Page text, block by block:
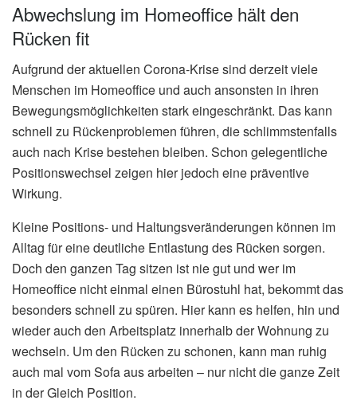
Abwechslung im Homeoffice hält den
Rücken fit
Aufgrund der aktuellen Corona-Krise sind derzeit viele
Menschen im Homeoffice und auch ansonsten in ihren
Bewegungsmöglichkeiten stark eingeschränkt. Das kann
schnell zu Rückenproblemen führen, die schlimmstenfalls
auch nach Krise bestehen bleiben. Schon gelegentliche
Positionswechsel zeigen hier jedoch eine präventive
Wirkung.
Kleine Positions- und Haltungsveränderungen können im
Alltag für eine deutliche Entlastung des Rücken sorgen.
Doch den ganzen Tag sitzen ist nie gut und wer im
Homeoffice nicht einmal einen Bürostuhl hat, bekommt das
besonders schnell zu spüren. Hier kann es helfen, hin und
wieder auch den Arbeitsplatz innerhalb der Wohnung zu
wechseln. Um den Rücken zu schonen, kann man ruhig
auch mal vom Sofa aus arbeiten – nur nicht die ganze Zeit
in der Gleich Position.